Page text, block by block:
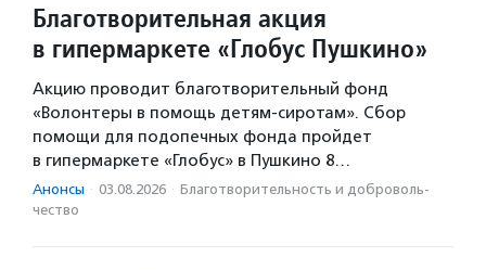
Благотворительная акция
в гипермаркете «Глобус Пушкино»
Акцию проводит благотворительный фонд
«Волонтеры в помощь детям-сиротам». Сбор
помощи для подопечных фонда пройдет
в гипермаркете «Глобус» в Пушкино 8…
Анонсы · 03.08.2026 · Благотвори­тель­ность и доброволь­
чест­во